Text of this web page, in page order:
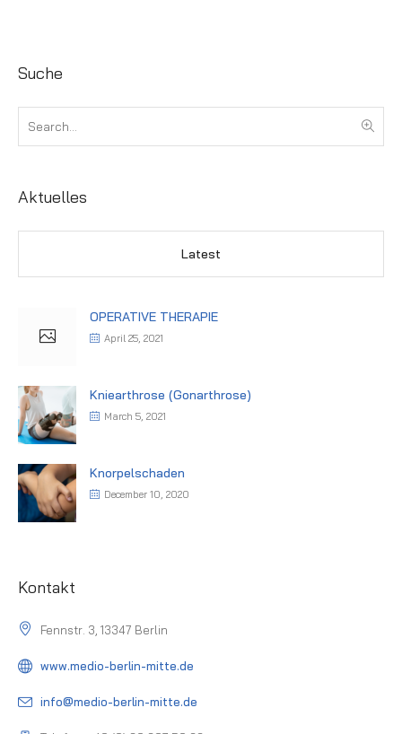
Suche
Aktuelles
Latest
OPERATIVE THERAPIE
April 25, 2021
Kniearthrose (Gonarthrose)
March 5, 2021
Knorpelschaden
December 10, 2020
Kontakt
Fennstr. 3, 13347 Berlin
www.medio-berlin-mitte.de
info@medio-berlin-mitte.de